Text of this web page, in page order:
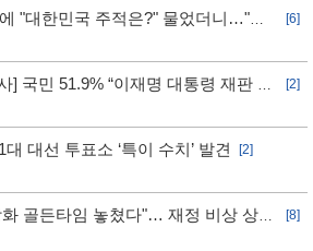
"대한민국 주적은?" 물었더니…"정
[6]
] 국민 51.9% “이재명 대통령 재판 재
[2]
대선 투표소 ‘특이 수치’ 발견
[2]
골든타임 놓쳤다"… 재정 비상 상황
[8]